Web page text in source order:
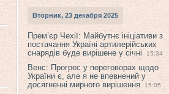
Вторник, 23 декабря 2025
Прем’єр Чехії: Майбутнє ініціативи з
постачання Україні артилерійських
снарядів буде вирішене у січні
15:34
Венс: Прогрес у переговорах щодо
України є, але я не впевнений у
досягненні мирного вирішення
15:05